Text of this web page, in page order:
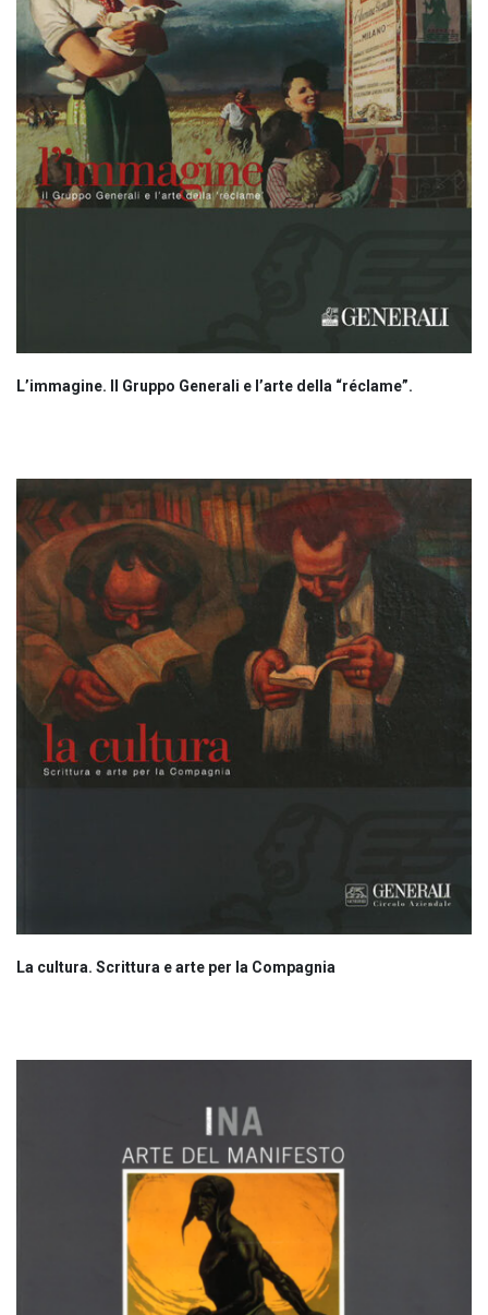
L’immagine. Il Gruppo Generali e l’arte della “réclame”.
La cultura. Scrittura e arte per la Compagnia